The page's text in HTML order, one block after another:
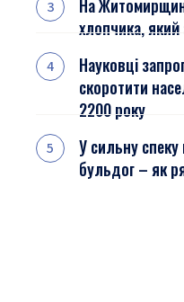
На
хлопчика, який
Науковці
скоротити
2200 року
У сильну спеку
бульдог – як